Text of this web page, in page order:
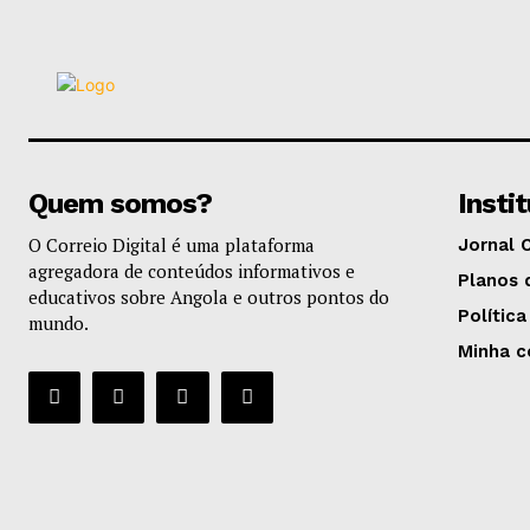
Quem somos?
O Correio Digital é uma plataforma
agregadora de conteúdos informativos e
educativos sobre Angola e outros pontos do
mundo.
Jornal
Planos
Política
Minha